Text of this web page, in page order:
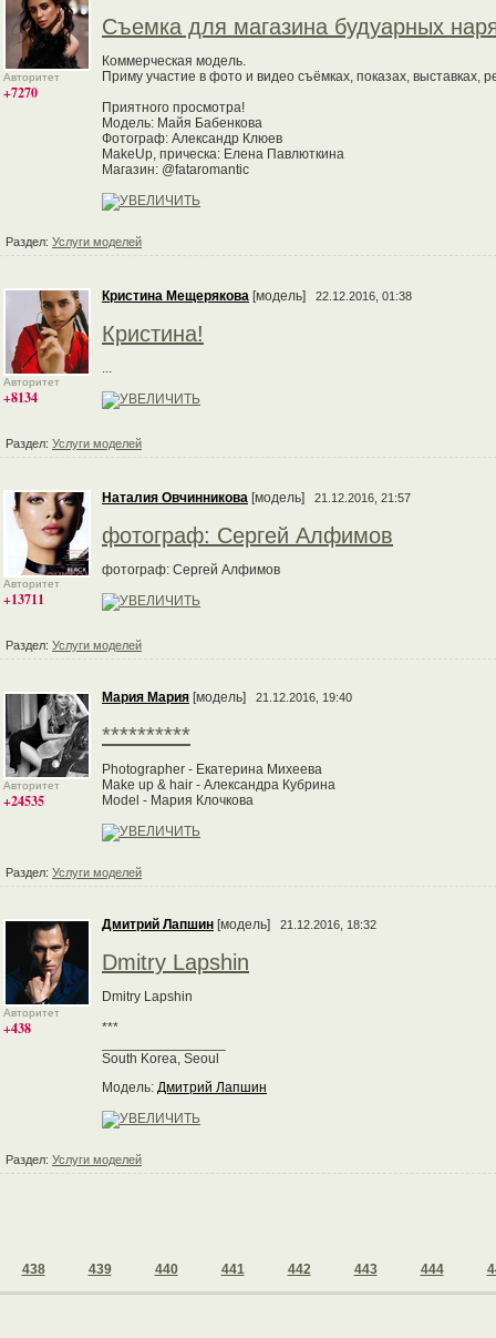
Авторитет
+7270
Съемка для магазина будуарных
Коммерческая модель.
Приму участие в фото и видео съёмках, показах,
Приятного просмотра!
Модель: Майя Бабенкова
Фотограф: Александр Клюев
MakeUp, прическа: Елена Павлюткина
Магазин: @fataromantic
Раздел: Услуги моделей
Авторитет
+8134
Кристина Мещерякова [модель] 22.12.2016, 01:38
Кристина!
...
Раздел: Услуги моделей
Авторитет
+13711
Наталия Овчинникова [модель] 21.12.2016, 21:57
фотограф: Сергей Алфимов
фотограф: Сергей Алфимов
Раздел: Услуги моделей
Авторитет
+24535
Мария Мария [модель] 21.12.2016, 19:40
**********
Photographer - Екатерина Михеева
Make up & hair - Александра Кубрина
Model - Мария Клочкова
Раздел: Услуги моделей
Авторитет
+438
Дмитрий Лапшин [модель] 21.12.2016, 18:32
Dmitry Lapshin
Dmitry Lapshin
***
South Korea, Seoul
Модель: Дмитрий Лапшин
Раздел: Услуги моделей
438 439 440 441 442 443 444